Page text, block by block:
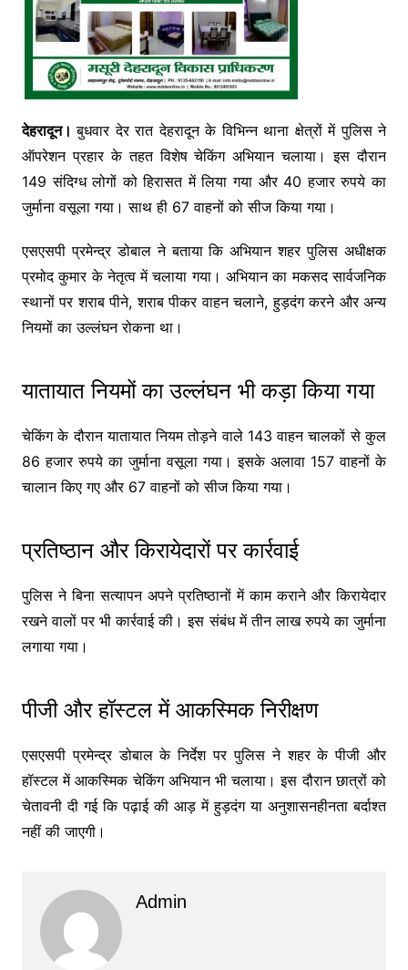
देहरादून।बुधवार देर रात देहरादून के विभिन्न थाना क्षेत्रों में पुलिस ने
ऑपरेशन प्रहार के तहत विशेष चेकिंग अभियान चलाया। इस दौरान
149 संदिग्ध लोगों को हिरासत में लिया गया और 40 हजार रुपये का
जुर्माना वसूला गया। साथ ही 67 वाहनों को सीज किया गया।
एसएसपी प्रमेन्द्र डोबाल ने बताया कि अभियान शहर पुलिस अधीक्षक
प्रमोद कुमार के नेतृत्व में चलाया गया। अभियान का मकसद सार्वजनिक
स्थानों पर शराब पीने, शराब पीकर वाहन चलाने, हुड़दंग करने और अन्य
नियमों का उल्लंघन रोकना था।
यातायात नियमों का उल्लंघन भी कड़ा किया गया
चेकिंग के दौरान यातायात नियम तोड़ने वाले 143 वाहन चालकों से कुल
86 हजार रुपये का जुर्माना वसूला गया। इसके अलावा 157 वाहनों के
चालान किए गए और 67 वाहनों को सीज किया गया।
प्रतिष्ठान और किरायेदारों पर कार्रवाई
पुलिस ने बिना सत्यापन अपने प्रतिष्ठानों में काम कराने और किरायेदार
रखने वालों पर भी कार्रवाई की। इस संबंध में तीन लाख रुपये का जुर्माना
लगाया गया।
पीजी और हॉस्टल में आकस्मिक निरीक्षण
एसएसपी प्रमेन्द्र डोबाल के निर्देश पर पुलिस ने शहर के पीजी और
हॉस्टल में आकस्मिक चेकिंग अभियान भी चलाया। इस दौरान छात्रों को
चेतावनी दी गई कि पढ़ाई की आड़ में हुड़दंग या अनुशासनहीनता बर्दाश्त
नहीं की जाएगी।
Admin